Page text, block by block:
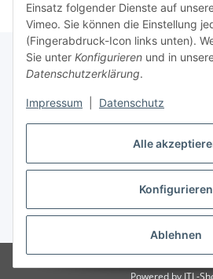
Alle
Konfigurieren
Ablehnen
Einsatz folgender Dienste auf
Vimeo. Sie können die Einstellung
(Fingerabdruck-Icon links unten).
Sie unter Konfigurieren und in
Datenschutzerklärung.
Impressum Datenschutz
Vertrag
Powered by JTL-